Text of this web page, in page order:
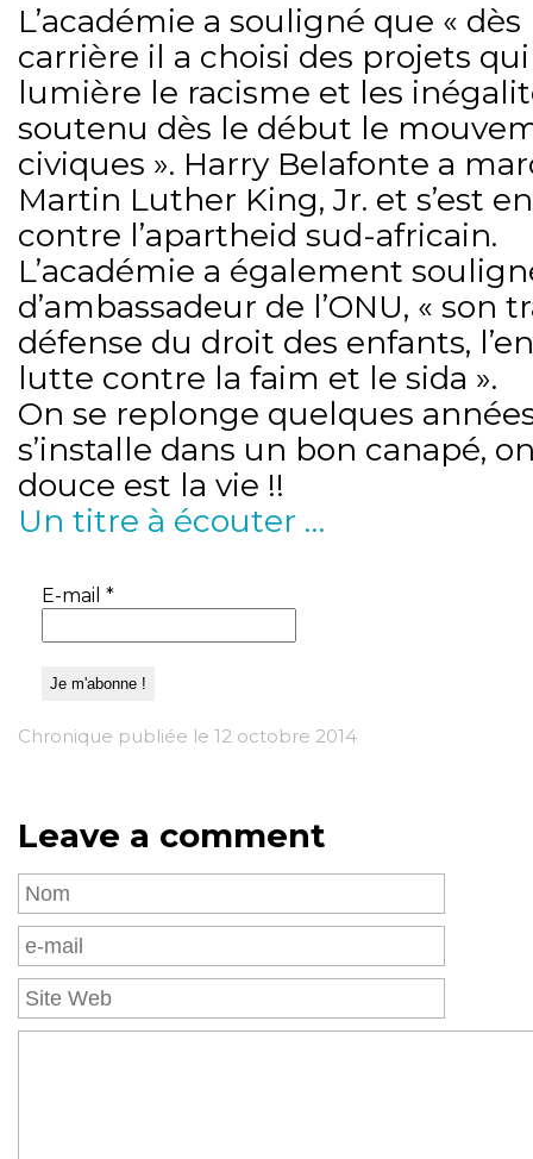
L’académie a souligné que «
carrière il a choisi des projets
lumière le racisme et les
soutenu dès le début le
civiques ». Harry Belafonte a
Martin Luther King, Jr. et s’est
contre l’apartheid sud-africain.
L’académie a également
d’ambassadeur de l’ONU, « son
défense du droit des enfants,
lutte contre la faim et le sida ».
On se replonge quelques
s’installe dans un bon canapé,
douce est la vie !!
Un titre à écouter …
E-mail *
Chronique publiée le 12 octobre 2014
Leave a comment